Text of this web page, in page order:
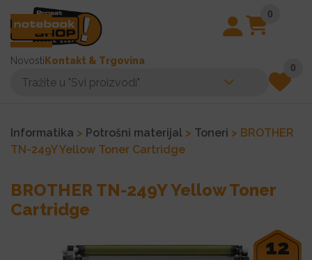
0
Novosti Kontakt & Trgovina
0
Informatika > Potrošni materijal > Toneri > BROTHER
TN-249Y Yellow Toner Cartridge
BROTHER TN-249Y Yellow Toner
Cartridge
12